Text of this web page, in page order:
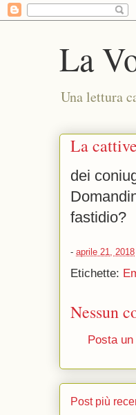
La
Una lettura
La
dei
fastidio?
- aprile 21, 2018
Etichette:
Nessun
Posta
Post più